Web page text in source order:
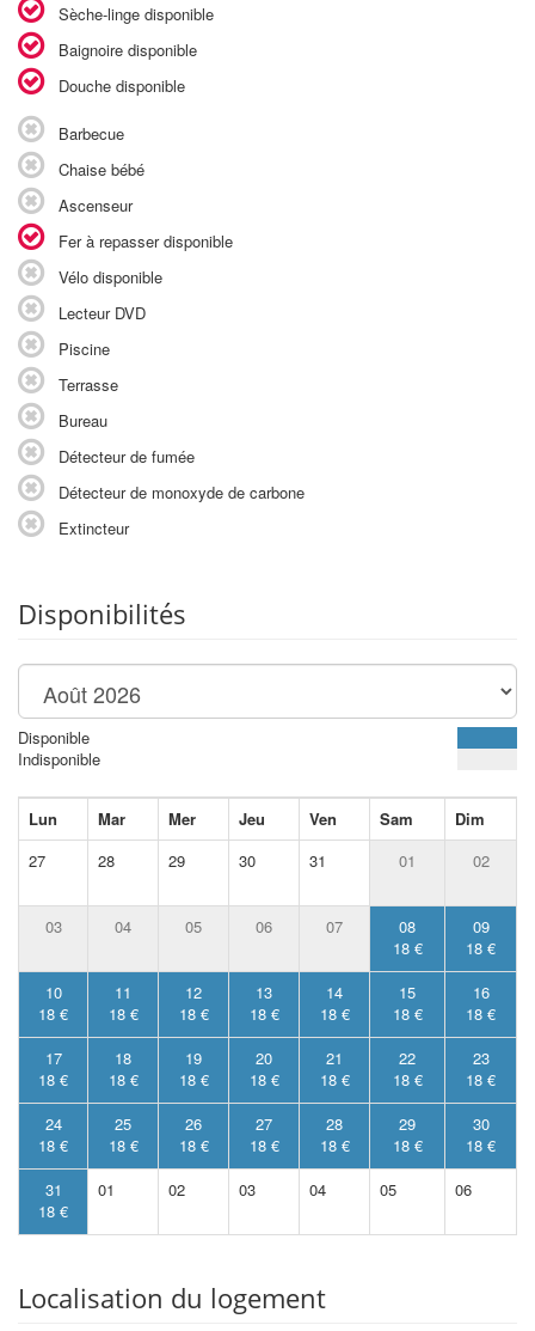
Sèche-linge disponible
Baignoire disponible
Douche disponible
Barbecue
Chaise bébé
Ascenseur
Fer à repasser disponible
Vélo disponible
Lecteur DVD
Piscine
Terrasse
Bureau
Détecteur de fumée
Détecteur de monoxyde de carbone
Extincteur
Disponibilités
Disponible
Indisponible
Lun Mar Mer Jeu Ven Sam
Dim
27
28 29 30 31 01 02
03 04 05 06 07
08
18 €
09
18 €
10
18 €
11
18 €
12
18 €
13
18 €
14
18 €
15
18 €
16
18 €
17
18 €
18
18 €
19
18 €
20
18 €
21
18 €
22
18 €
23
18 €
24
18 €
25
18 €
26
18 €
27
18 €
28
18 €
29
18 €
30
18 €
31
18 €
01 02 03 04 05 06
Localisation du logement